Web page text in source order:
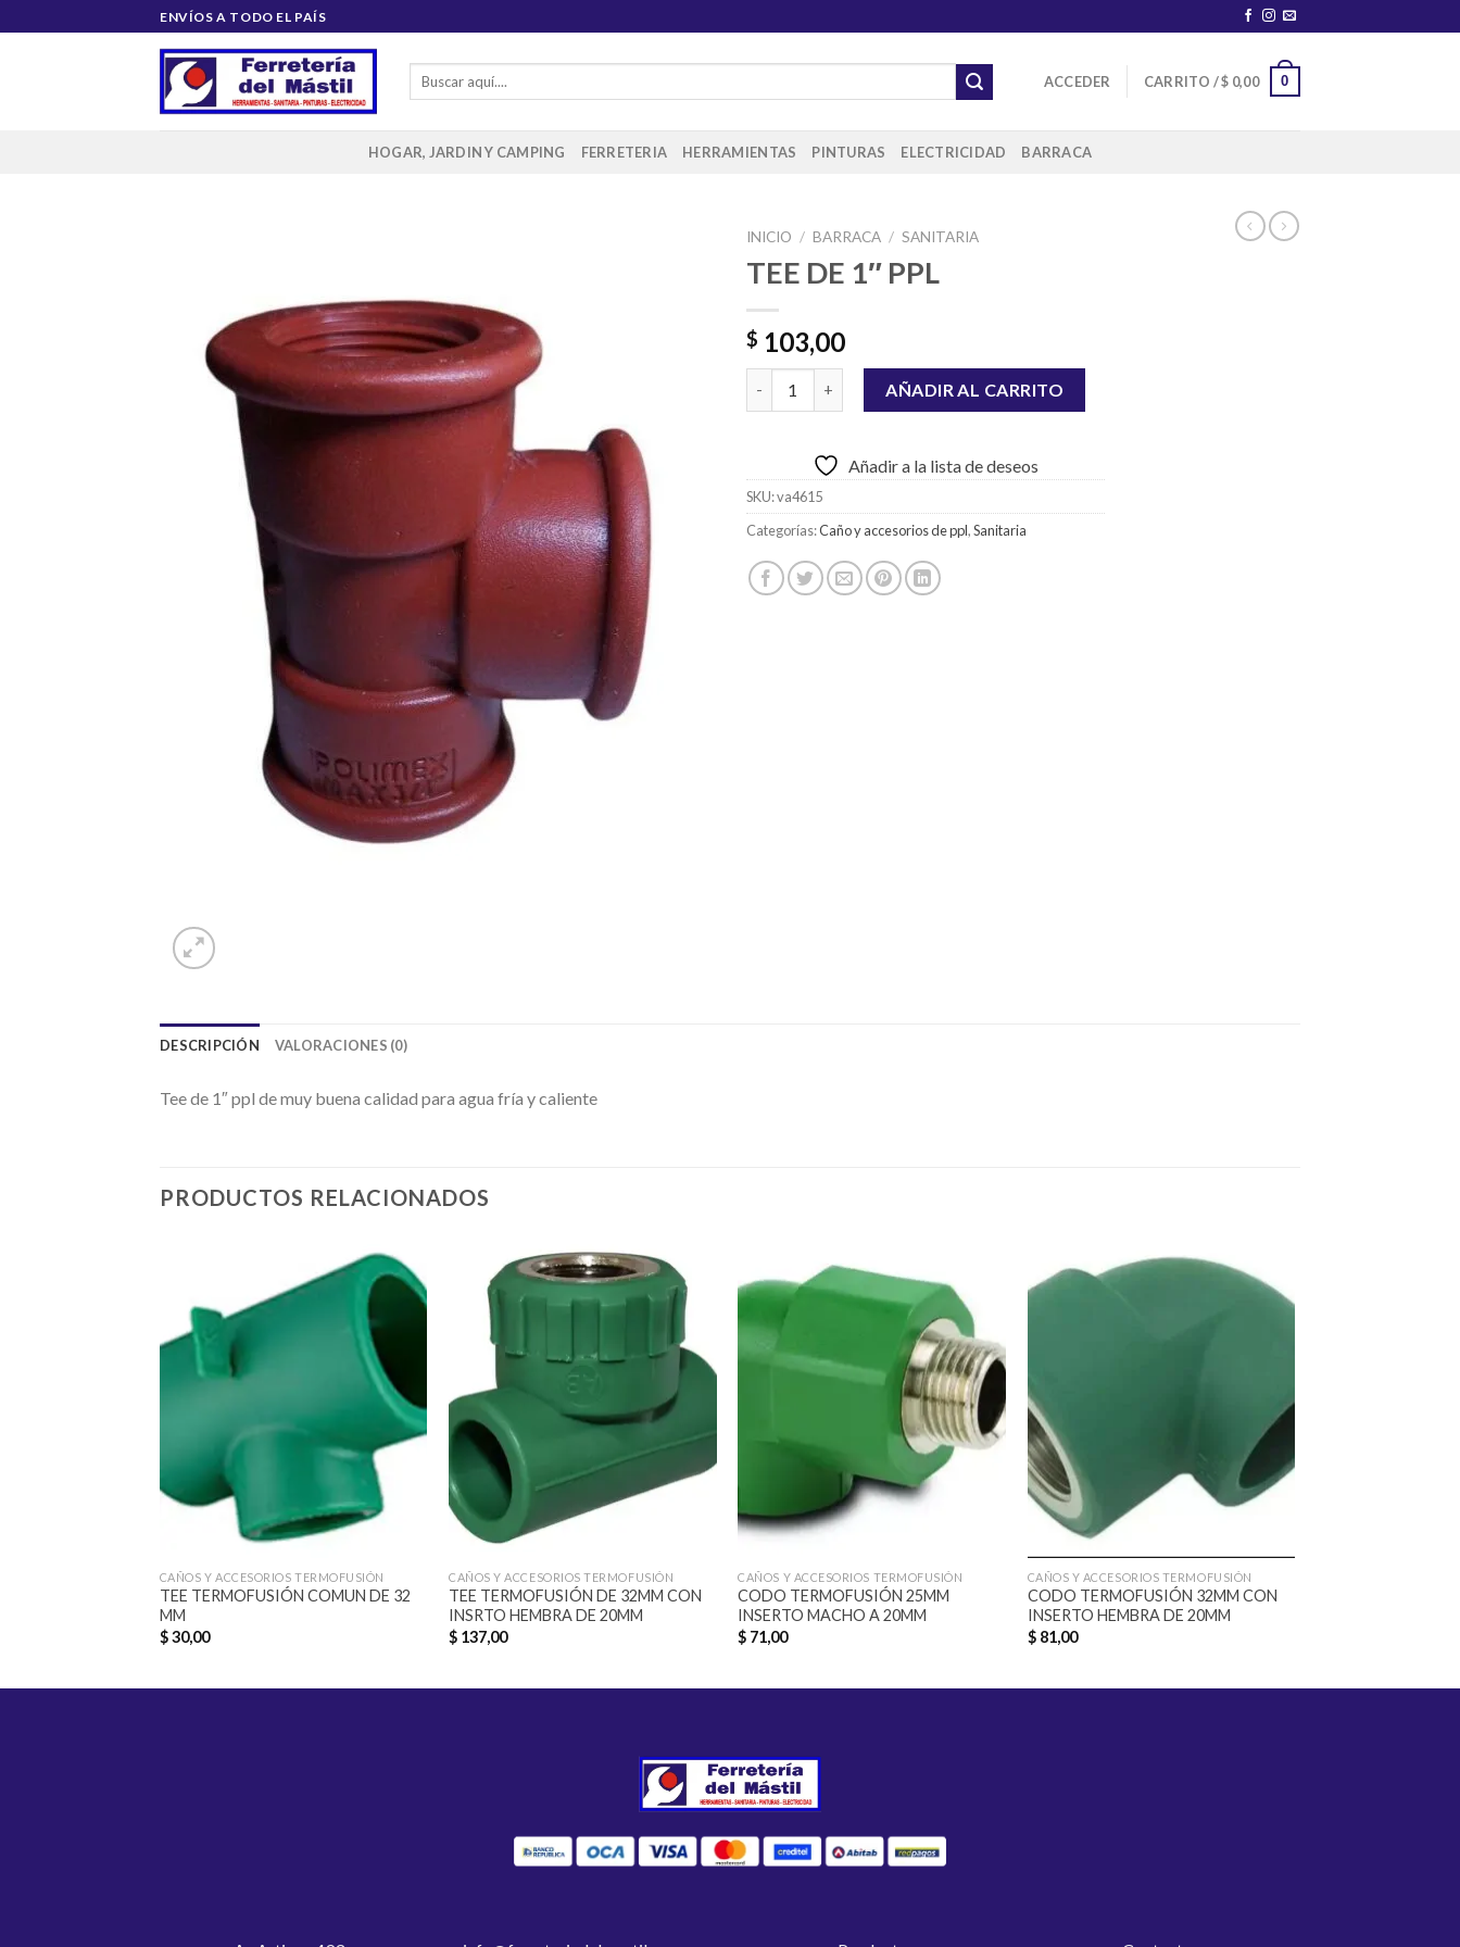
al
ENVÍOS A TODO EL PAÍS
Buscar
ACCEDER CARRITO /$ 0,00 0
HOGAR, JARDIN Y CAMPING FERRETERIA HERRAMIENTAS PINTURAS ELECTRICIDAD BARRACA
INICIO / BARRACA / SANITARIA
TEE DE 1″ PPL
$ 103,00
TEE DE 1" PPL cantidadAÑADIR AL CARRITO
Añadir a la lista de deseos
SKU:va4615
Categorías:Caño y accesorios de ppl,Sanitaria
DESCRIPCIÓN VALORACIONES (0)
Tee de 1″ ppl de muy buena calidad para agua fría y caliente
PRODUCTOS RELACIONADOS
Añadir
lista de
deseos
CAÑOS Y ACCESORIOS TERMOFUSIÓN
TEE TERMOFUSIÓN COMUN DE 32
MM
$30,00
a la
CAÑOS Y ACCESORIOS TERMOFUSIÓN
TEE TERMOFUSIÓN DE 32MM CON
INSRTO HEMBRA DE 20MM
$ 137,00
Añadir
a la
lista de
deseos
CAÑOS Y ACCESORIOS TERMOFUSIÓN
CODO TERMOFUSIÓN 25MM
INSERTO MACHO A 20MM
$ 71,00
CAÑOS Y ACCESORIOS TERMOFUSIÓN
CODO TERMOFUSIÓN 32MM CON
INSERTO HEMBRA DE 20MM
$81,00